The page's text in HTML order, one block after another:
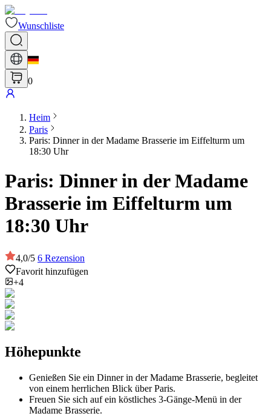
Wunschliste
0
Heim
Paris
Paris: Dinner in der Madame Brasserie im Eiffelturm um
18:30 Uhr
Paris: Dinner in der Madame
Brasserie im Eiffelturm um
18:30 Uhr
4,0/5 6 Rezension
Favorit hinzufügen
+4
Höhepunkte
Genießen Sie ein Dinner in der Madame Brasserie, begleitet
von einem herrlichen Blick über Paris.
Freuen Sie sich auf ein köstliches 3-Gänge-Menü in der
Madame Brasserie.